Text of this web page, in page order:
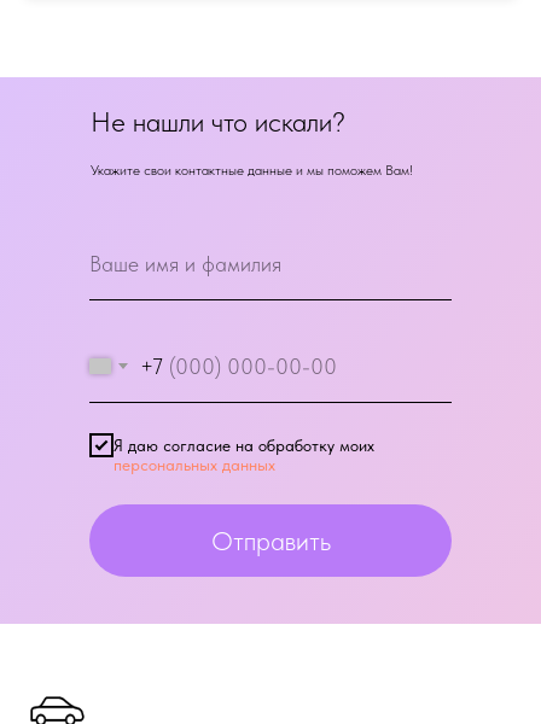
+7
Я даю согласие на обработку моих
персональных данных
Отправить
Не нашли что искали?
Укажите свои контактные данные и мы поможем Вам!